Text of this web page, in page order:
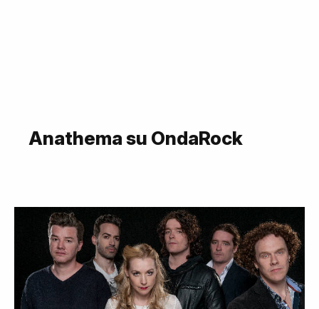
Anathema su OndaRock